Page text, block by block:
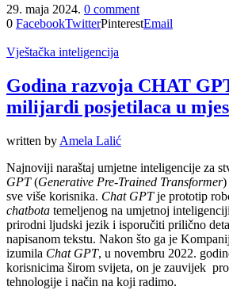
29. maja 2024. 0 comment
0 FacebookTwitterPinterestEmail
Vještačka inteligencija
Godina razvoja CHAT
milijardi posjetilaca u
written by Amela Lalić
Najnoviji naraštaj umjetne inteligencije za
GPT(Generative Pre-Trained Transformer)
sve više korisnika. Chat GPTje prototip
chatbota temeljenog na umjetnoj
prirodni ljudski jezik i isporučiti prilično
napisanom tekstu. Nakon što ga je
izumila Chat GPT, u novembru 2022.
korisnicima širom svijeta, on je zauvijek
tehnologije i način na koji radimo.